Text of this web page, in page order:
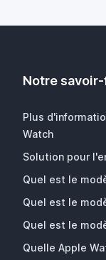
Notre
Plus
Watch
Solution pour
Quel est le
Quel est le
Quel est le
Quelle Apple